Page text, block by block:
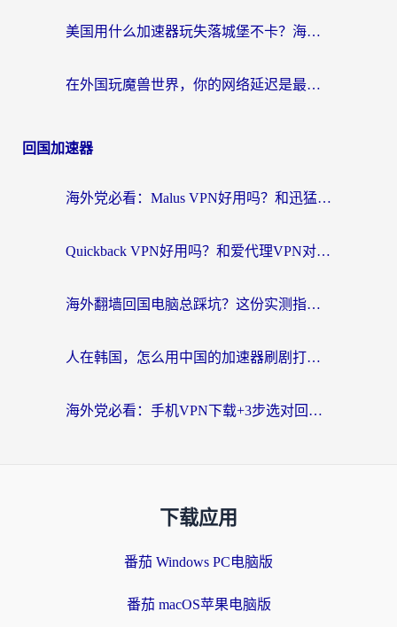
美国用什么加速器玩失落城堡不卡？海外党亲测有效的国服游戏加速指南
在外国玩魔兽世界，你的网络延迟是最大的敌人
回国加速器
海外党必看：Malus VPN好用吗？和迅猛兔VPN对比哪个回国效果更好？附真实体验与避坑指南
Quickback VPN好用吗？和爱代理VPN对比哪个回国效果更好？
海外翻墙回国电脑总踩坑？这份实测指南帮你选对加速器（附ChickCNinitapMalus对比）
人在韩国，怎么用中国的加速器刷剧打游戏？这份真实体验指南给你答案
海外党必看：手机VPN下载+3步选对回国加速器，无缝刷国内资源不再愁
下载应用
番茄 Windows PC电脑版
番茄 macOS苹果电脑版